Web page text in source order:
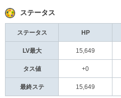
ステータス
ステータス HP
LV最大 15,649
タス値 +0
最終ステ 15,649